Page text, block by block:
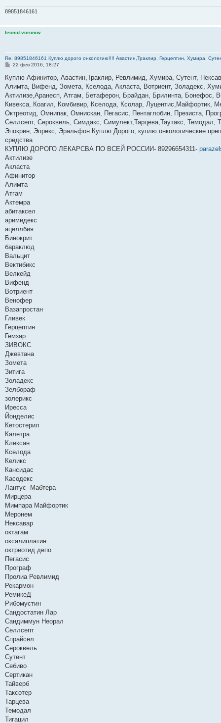
89851846161
leonid.voronov
Re: 89851846161 Куплю дорого онкологию!!!! Авастин,Траклир, Герцептин, Хумира,
С
о
б
щ
е
и
е
22 фев 2016, 18:27
Куплю Афинитор, Авастин,Траклир, Ревлимид, Хумира, Сутент,
Алимта, Вифенд, Зомета, Кселода, Акласта, Вотриент, Золадекс,
Актилизе,Аранесп, Атгам, Бетаферон, Брайдан, Брилинта, Бонефос,
Кивекса, Коагил, Комбивир, Кселода, Ксолар, Луцентис,Майфортик,
Октреотид, Омнипак, Омнискан, Пегасис, Пентаглобин, Презиста,
Селлсепт, Сероквель, Симдакс, Симулект,Тарцева,Таутакс,
Эпокрин, Эпрекс, Эральфон Куплю Дорого, куплю онкологические
средства
КУПЛЮ ДОРОГО ЛЕКАРСВА ПО ВСЕЙ РОССИИ- 89296654311-
Актилизе
Акласта
Афинитор
Алимта
Атгам
Актемра
абитаксел
аримидекс
ацеллбия
Бинокрит
бараклюд
Вальцит
Вектибикс
Велкейд
Вифенд
Вотриент
Венофер
Вазапростан
Гливек
Герцептин
Гемзар
ЗИВОКС
Джевтана
Зомета
Зитига
Золадекс
Зелбораф
золерикс
Иресса
Йонделис
Кетостерил
Калетра
Клексан
Кселода
Келикс
Кансидас
Касодекс
Лантус Мабтера
Мирцера
Мимпара Майфортик
Меронем
Нексавар
октагам
оксалиплатин
октреотид депо
Пегасис
Програф
Пролиа Ревлимид
Рекармон
РемикеД
Рибомустин
Сандостатин Лар
Сандиммун Неорал
Селлсепт
Спрайсел
Сероквель
Сутент
Себиво
Сертикан
Тайверб
Таксотер
Тарцева
Темодал
Тигацил